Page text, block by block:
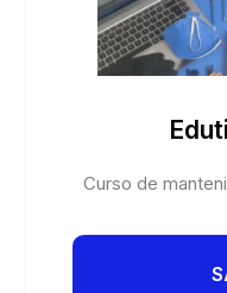
Curso de